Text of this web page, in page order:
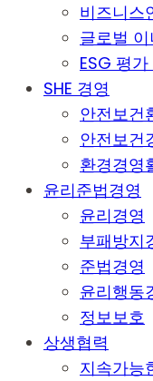
비즈니스
글로벌
ESG 평
SHE 경영
안전보건
안전보건
환경경영
윤리준법경영
윤리경영
부패방지
준법경영
윤리행동
정보보호
상생협력
지속가능